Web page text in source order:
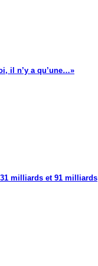
il n’y a qu’une…»
milliards et 91 milliards